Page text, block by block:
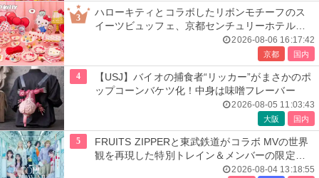
3
ハローキティとコラボしたリボンモチーフのス
イーツビュッフェ、京都センチュリーホテルで
2026-08-06 16:17:42
京都 国内
4
【USJ】バイオの捕食者“リッカー”がまさかのポ
ップコーンバケツ化！中身は味噌フレーバー
2026-08-05 11:03:43
大阪 国内
5
FRUITS ZIPPERと東武鉄道がコラボ MVの世界
観を再現した特別トレイン＆メンバーの限定ア
2026-08-04 13:18:55